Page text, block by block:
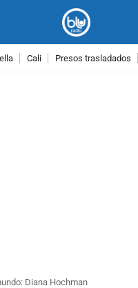
Cali Presos trasladados
Diana Hochman